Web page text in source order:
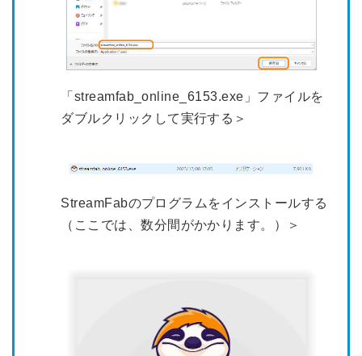
「streamfab_online_6153.exe」ファイルを
ダブルクリックして実行する＞
StreamFabのプログラムをインストールする
（ここでは、数分間がかかります。）＞